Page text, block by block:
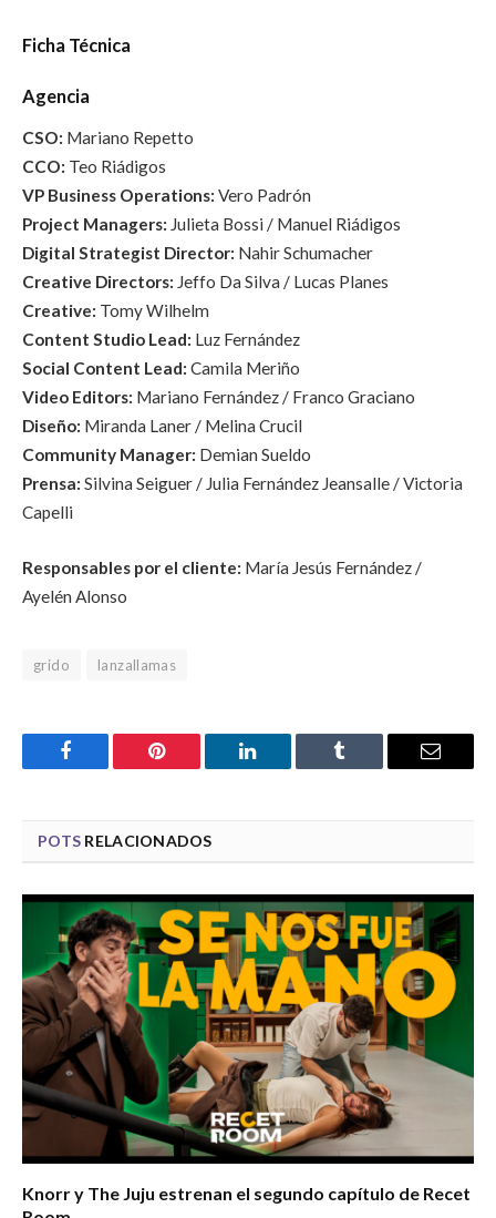
Ficha Técnica
Agencia
CSO: Mariano Repetto
CCO: Teo Riádigos
VP Business Operations: Vero Padrón
Project Managers: Julieta Bossi / Manuel Riádigos
Digital Strategist Director: Nahir Schumacher
Creative Directors: Jeffo Da Silva / Lucas Planes
Creative: Tomy Wilhelm
Content Studio Lead: Luz Fernández
Social Content Lead: Camila Meriño
Video Editors: Mariano Fernández / Franco Graciano
Diseño: Miranda Laner / Melina Crucil
Community Manager: Demian Sueldo
Prensa: Silvina Seiguer / Julia Fernández Jeansalle / Victoria
Capelli
Responsables por el cliente: María Jesús Fernández /
Ayelén Alonso
grido lanzallamas
Facebook Pinterest LinkedIn Tumblr Email
POTS RELACIONADOS
Knorr y The Juju estrenan el segundo capítulo de Recet